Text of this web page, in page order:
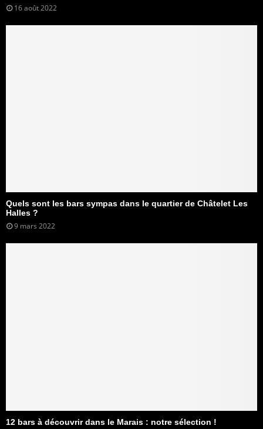
16 août 2022
Quels sont les bars sympas dans le quartier de Châtelet Les
Halles ?
9 mars 2022
12 bars à découvrir dans le Marais : notre sélection !